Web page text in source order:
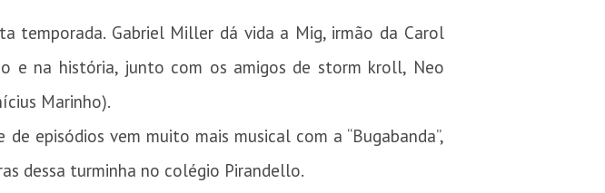
temporada. Gabriel Miller dá vida a Mig, irmão da Carol
e na história, junto com os amigos de storm kroll, Neo
Marinho).
episódios vem muito mais musical com a “Bugabanda”,
dessa turminha no colégio Pirandello.